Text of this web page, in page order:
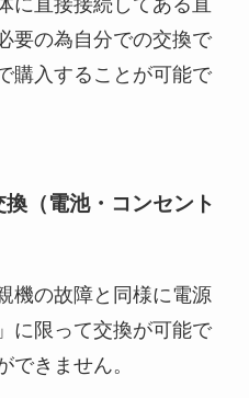
に直接接続してある直
要の為自分での交換で
購入することが可能で
（電池・コンセント
機の故障と同様に電源
に限って交換が可能で
できません。